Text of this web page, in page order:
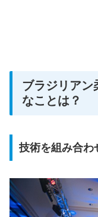
ブラジリアン
なことは？
技術を組み合わ